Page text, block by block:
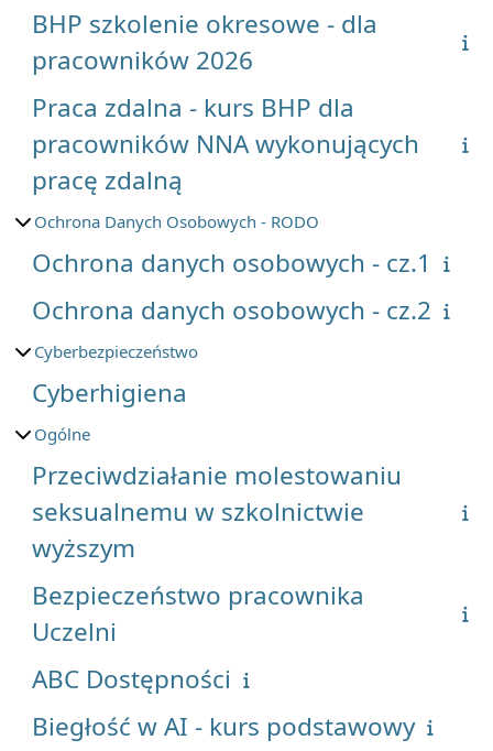
BHP szkolenie okresowe - dla
pracowników 2026
Praca zdalna - kurs BHP dla
pracowników NNA wykonujących
pracę zdalną
Ochrona Danych Osobowych - RODO
Ochrona danych osobowych - cz.1
Ochrona danych osobowych - cz.2
Cyberbezpieczeństwo
Cyberhigiena
Ogólne
Przeciwdziałanie molestowaniu
seksualnemu w szkolnictwie
wyższym
Bezpieczeństwo pracownika
Uczelni
ABC Dostępności
Biegłość w AI - kurs podstawowy